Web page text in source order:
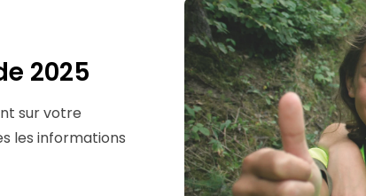
2025
sur votre
les informations